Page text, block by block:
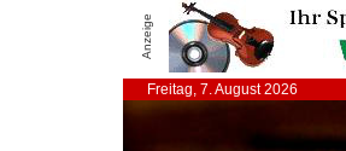
Anzeige
Freitag, 7. August 2026